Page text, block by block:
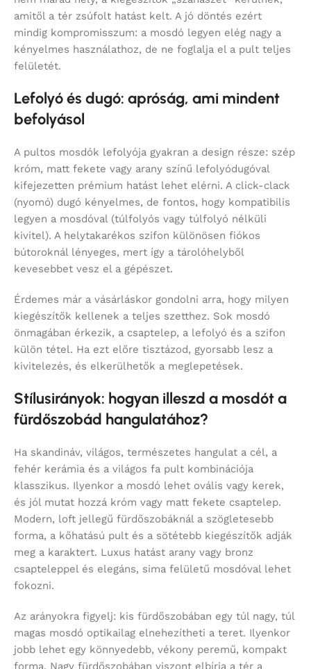
amitől a tér zsúfolt hatást kelt. A jó döntés ezért
mindig kompromisszum: a mosdó legyen elég nagy a
kényelmes használathoz, de ne foglalja el a pult teljes
felületét.
Lefolyó és dugó: apróság, ami mindent
befolyásol
A pultos mosdók lefolyója gyakran a design része: szép
króm, matt fekete vagy arany színű lefolyódugóval
kifejezetten prémium hatást lehet elérni. A click-clack
(nyomó) dugó kényelmes, de fontos, hogy kompatibilis
legyen a mosdóval (túlfolyós vagy túlfolyó nélküli
kivitel). A helytakarékos szifon különösen fiókos
bútoroknál lényeges, mert így a tárolóhelyből
kevesebbet vesz el a gépészet.
Érdemes már a vásárláskor gondolni arra, hogy milyen
kiegészítők kellenek a teljes szetthez. Sok mosdó
önmagában érkezik, a csaptelep, a lefolyó és a szifon
külön tétel. Ha ezt előre tisztázod, gyorsabb lesz a
kivitelezés, és elkerülhetők a meglepetések.
Stílusirányok: hogyan illeszd a mosdót a
fürdőszobád hangulatához?
Ha skandináv, világos, természetes hangulat a cél, a
fehér kerámia és a világos fa pult kombinációja
klasszikus. Ilyenkor a mosdó lehet ovális vagy kerek,
és jól mutat hozzá króm vagy matt fekete csaptelep.
Modern, loft jellegű fürdőszobáknál a szögletesebb
forma, a kőhatású pult és a sötétebb kiegészítők adják
meg a karaktert. Luxus hatást arany vagy bronz
csapteleppel és elegáns, sima felületű mosdóval lehet
fokozni.
Az arányokra figyelj: kis fürdőszobában egy túl nagy, túl
magas mosdó optikailag elnehezítheti a teret. Ilyenkor
jobb lehet egy könnyedebb, vékony peremű, kompakt
forma. Nagy fürdőszobában viszont elbírja a tér a